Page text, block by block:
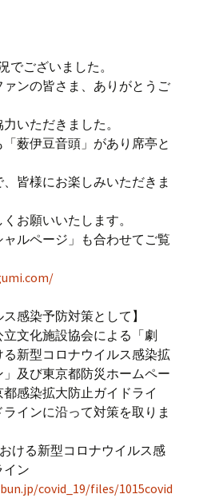
でございました。
ンの皆さま、ありがとうご
いただきました。
薮伊豆音頭」があり席亭と
皆様にお楽しみいただきま
お願いいたします。
ャルページ」も合わせてご覧
感染予防対策として】
文化施設協会による「劇
新型コロナウイルス感染拡
及び東京都防災ホームペー
感染拡大防止ガイドライ
インに沿って対策を取りま
ける新型コロナウイルス感
イン
covid_19/files/1015covid